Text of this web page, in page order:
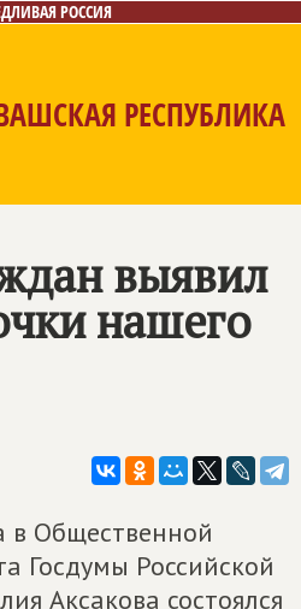
РОССИЯ
РЕСПУБЛИКА
выявил
нашего
в Общественной
Госдумы Российской
Аксакова состоялся